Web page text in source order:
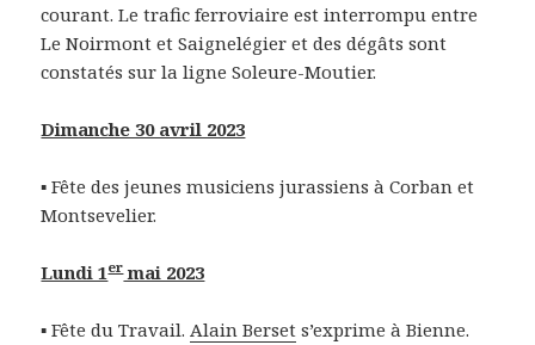
courant. Le trafic ferroviaire est interrompu entre
Le Noirmont et Saignelégier et des dégâts sont
constatés sur la ligne Soleure-Moutier.
Dimanche 30 avril 2023
▪ Fête des jeunes musiciens jurassiens à Corban et
Montsevelier.
Lundi 1ermai 2023
▪ Fête du Travail.Alain Berset s’exprime à Bienne.